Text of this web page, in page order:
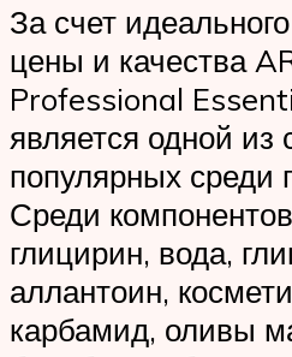
За счет
цены и качества
Professional
является одной из
популярных среди
Среди
глицирин, вода,
аллантоин,
карбамид, оливы